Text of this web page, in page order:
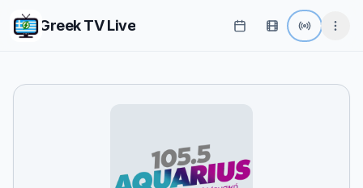
Greek TV Live